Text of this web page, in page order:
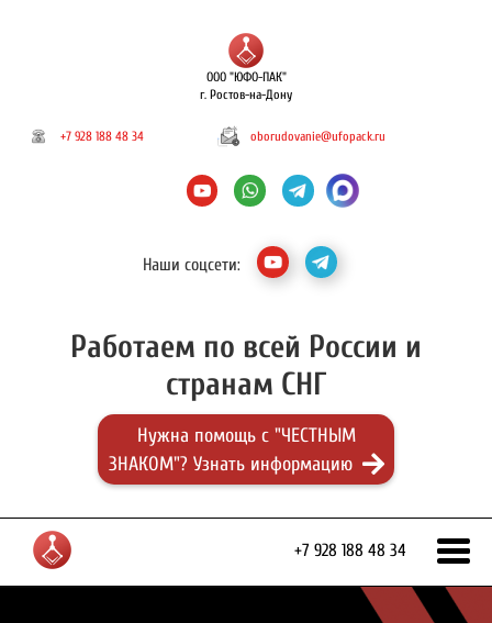
ООО "ЮФО-ПАК"
г. Ростов-на-Дону
+7 928 188 48 34 oborudovanie@ufopack.ru
Наши соцсети:
Работаем по всей России и
странам СНГ
Нужна помощь с "ЧЕСТНЫМ
ЗНАКОМ"? Узнать информацию
+7 928 188 48 34